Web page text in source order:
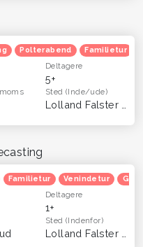
Polterabend Familietur
Deltagere
5+
Sted(Inde/ude)
Familietur Venindetur
Deltagere
1+
Sted(Indenfor)